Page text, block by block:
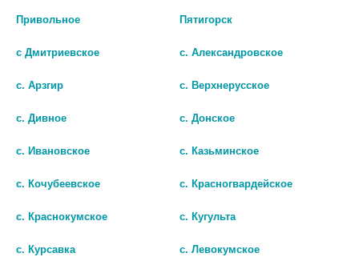
Привольное Пятигорск
с Дмитриевское с. Александровское
с. Арзгир с. Верхнерусское
с. Дивное с. Донское
с. Ивановское с. Казьминское
с. Кочубеевское с. Красногвардейское
с. Краснокумское с. Кугульта
с. Курсавка с. Левокумское